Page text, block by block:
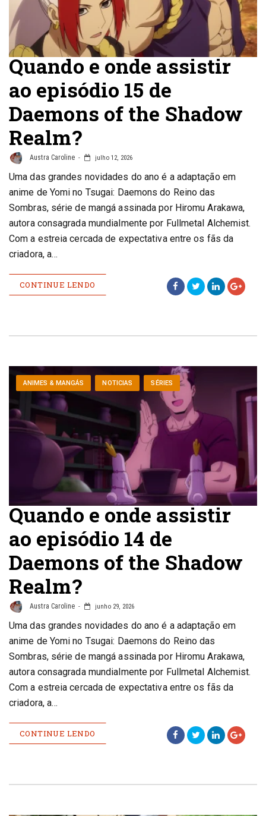
Quando e onde assistir
ao episódio 15 de
Daemons of the Shadow
Realm?
Austra Caroline julho 12, 2026
Uma das grandes novidades do ano é a adaptação em
anime de Yomi no Tsugai: Daemons do Reino das
Sombras, série de mangá assinada por Hiromu Arakawa,
autora consagrada mundialmente por Fullmetal Alchemist.
Com a estreia cercada de expectativa entre os fãs da
criadora, a…
CONTINUE LENDO
ANIMES & MANGÁS NOTICIAS SÉRIES
Quando e onde assistir
ao episódio 14 de
Daemons of the Shadow
Realm?
Austra Caroline junho 29, 2026
Uma das grandes novidades do ano é a adaptação em
anime de Yomi no Tsugai: Daemons do Reino das
Sombras, série de mangá assinada por Hiromu Arakawa,
autora consagrada mundialmente por Fullmetal Alchemist.
Com a estreia cercada de expectativa entre os fãs da
criadora, a…
CONTINUE LENDO